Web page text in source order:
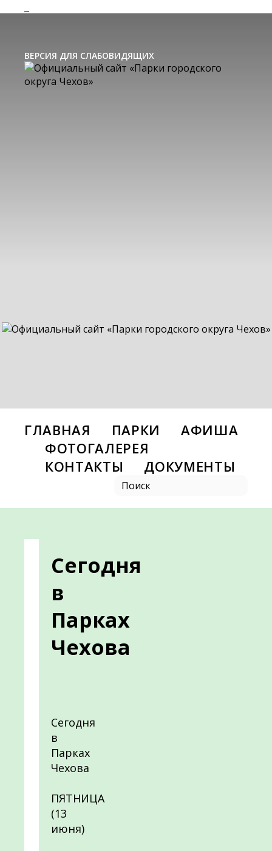
ВЕРСИЯ ДЛЯ СЛАБОВИДЯЩИХ
ГЛАВНАЯ ПАРКИ
АФИША
ФОТОГАЛЕРЕЯ
КОНТАКТЫ
ДОКУМЕНТЫ
Сегодня
в
Парках
Чехова
Сегодня
в
Парках
Чехова
ПЯТНИЦА
(13
июня)